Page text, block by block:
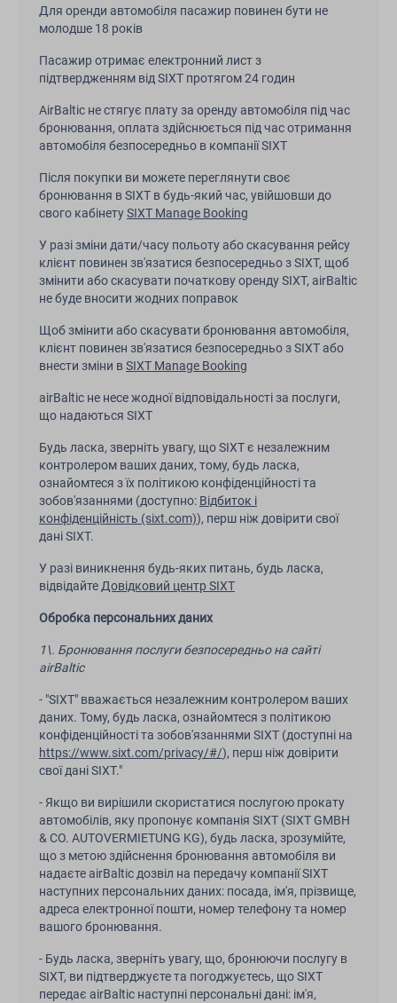
Для оренди автомобіля пасажир повинен бути не
молодше 18 років
Пасажир отримає електронний лист з
підтвердженням від SIXT протягом 24 годин
AirBaltic не стягує плату за оренду автомобіля під час
бронювання, оплата здійснюється під час отримання
автомобіля безпосередньо в компанії SIXT
Після покупки ви можете переглянути своє
бронювання в SIXT в будь-який час, увійшовши до
свого кабінетуSIXT Manage Booking
У разі зміни дати/часу польоту або скасування рейсу
клієнт повинен зв'язатися безпосередньо з SIXT, щоб
змінити або скасувати початкову оренду SIXT, airBaltic
не буде вносити жодних поправок
Щоб змінити або скасувати бронювання автомобіля,
клієнт повинен зв'язатися безпосередньо з SIXT або
внести зміни вSIXT Manage Booking
airBaltic не несе жодної відповідальності за послуги,
що надаються SIXT
Будь ласка, зверніть увагу, що SIXT є незалежним
контролером ваших даних, тому, будь ласка,
ознайомтеся з їх політикою конфіденційності та
зобов'язаннями (доступно: Відбиток і
конфіденційність (sixt.com)), перш ніж довірити свої
дані SIXT.
У разі виникнення будь-яких питань, будь ласка,
відвідайте Довідковий центр SIXT
Обробка персональних даних
1\. Бронювання послуги безпосередньо на сайті
airBaltic
- "SIXT" вважається незалежним контролером ваших
даних. Тому, будь ласка, ознайомтеся з політикою
конфіденційності та зобов'язаннями SIXT (доступні на
https://www.sixt.com/privacy/#/), перш ніж довірити
свої дані SIXT."
- Якщо ви вирішили скористатися послугою прокату
автомобілів, яку пропонує компанія SIXT (SIXT GMBH
& CO. AUTOVERMIETUNG KG), будь ласка, зрозумійте,
що з метою здійснення бронювання автомобіля ви
надаєте airBaltic дозвіл на передачу компанії SIXT
наступних персональних даних: посада, ім'я, прізвище,
адреса електронної пошти, номер телефону та номер
вашого бронювання.
- Будь ласка, зверніть увагу, що, бронюючи послугу в
SIXT, ви підтверджуєте та погоджуєтесь, що SIXT
передає airBaltic наступні персональні дані: ім'я,